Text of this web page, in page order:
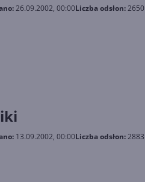
26.09.2002, 00:00Liczba odsłon:2650
13.09.2002, 00:00Liczba odsłon:2883